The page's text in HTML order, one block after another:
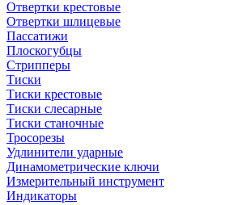
Отвертки крестовые
Отвертки шлицевые
Пассатижи
Плоскогубцы
Стрипперы
Тиски
Тиски крестовые
Тиски слесарные
Тиски станочные
Тросорезы
Удлинители ударные
Динамометрические ключи
Измерительный инструмент
Индикаторы